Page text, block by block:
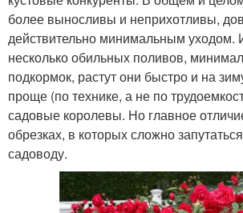
более выносливы и неприхотливы,
действительно минимальным уходом.
несколько обильных поливов,
подкормок, растут они быстро и на
проще (по технике, а не по
садовые королевы. Но главное
обрезках, в которых сложно
садоводу.